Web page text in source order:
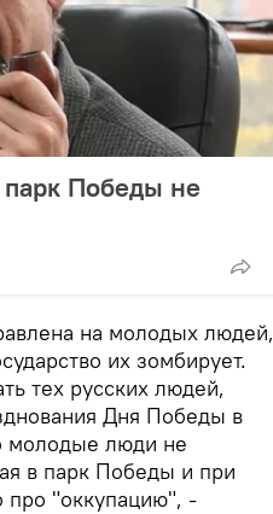
Победы не
на молодых людей,
их зомбирует.
тех русских людей,
Дня Победы в
молодые люди не
в парк Победы и при
про "оккупацию", -